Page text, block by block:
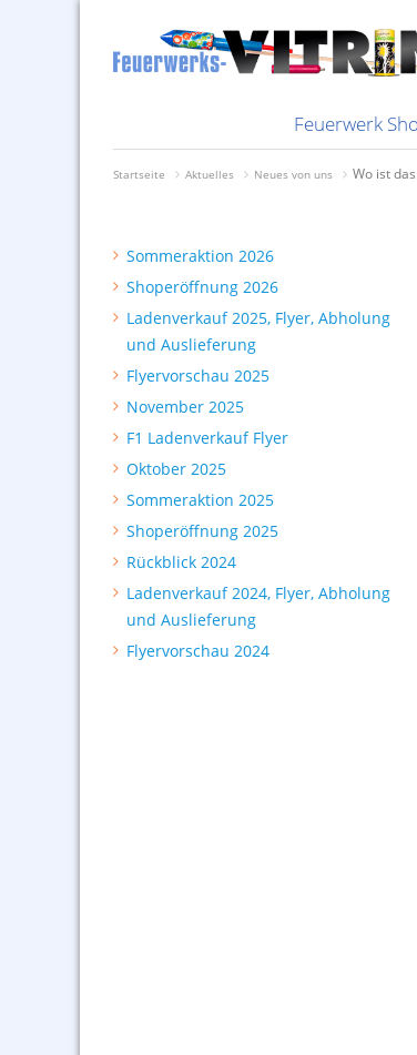
Feuerwerk
Bunte Feuerwerksvitrine
Kisten
2026
Silvester 2025
Shoperöffnung 2026
Ladenverkauf 2025, Flyer,
Depyfag, Pyrofa &
Silberhütte
Mindestbestellwert
Selbstabholung
Startseite Aktuelles Neues von uns Wo ist
Sommeraktion 2026
Shoperöffnung 2026
Ladenverkauf 2025, Flyer, Abholung
und Auslieferung
Flyervorschau 2025
November 2025
F1 Ladenverkauf Flyer
Oktober 2025
Sommeraktion 2025
Shoperöffnung 2025
Rückblick 2024
Ladenverkauf 2024, Flyer, Abholung
und Auslieferung
Flyervorschau 2024